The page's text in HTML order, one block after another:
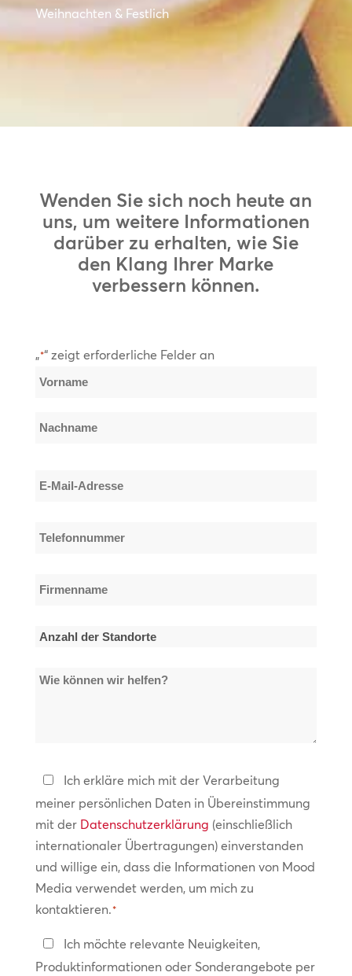
Weihnachten & Festlich
Wenden Sie sich noch heute an
uns, um weitere Informationen
darüber zu erhalten, wie Sie
den Klang Ihrer Marke
verbessern können.
„*“ zeigt erforderliche Felder an
Name
E-
Telefonnummer
Firmenname
Anzahl
Standorte
Wie
Datenschutzerklärung
*
Ich erkläre mich mit der Verarbeitung
meiner persönlichen Daten in Übereinstimmung
mit der Datenschutzerklärung (einschließlich
internationaler Übertragungen) einverstanden
und willige ein, dass die Informationen von Mood
Media verwendet werden, um mich zu
kontaktieren.*
In
Kontakt
Ich möchte relevante Neuigkeiten,
Produktinformationen oder Sonderangebote per